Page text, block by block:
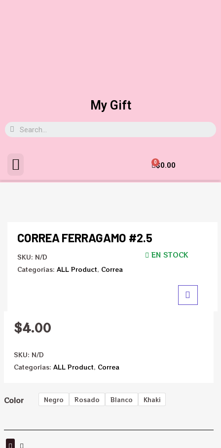
My Gift
$0.00
0
CORREA FERRAGAMO #2.5
SKU: N/D
Categorías: ALL Product, Correa
EN STOCK
$4.00
SKU: N/D
Categorías: ALL Product, Correa
Color Negro Rosado Blanco Khaki